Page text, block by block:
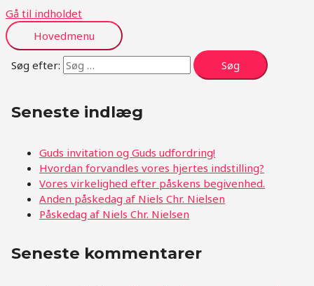
Gå til indholdet
Hovedmenu
Søg efter:
Seneste indlæg
Guds invitation og Guds udfordring!
Hvordan forvandles vores hjertes indstilling?
Vores virkelighed efter påskens begivenhed.
Anden påskedag af Niels Chr. Nielsen
Påskedag af Niels Chr. Nielsen
Seneste kommentarer